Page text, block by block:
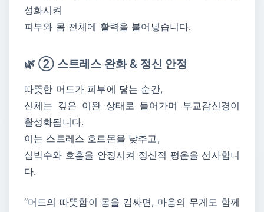
성화시켜
피부와 몸 전체에 활력을 불어넣습니다.
🌿 ② 스트레스 완화 & 정신 안정
따뜻한 머드가 피부에 닿는 순간,
신체는 깊은 이완 상태로 들어가며 부교감신경이
활성화됩니다.
이는 스트레스 호르몬을 낮추고,
심박수와 호흡을 안정시켜 정신적 평온을 선사합니
다.
“머드의 따뜻함이 몸을 감싸면, 마음의 무게도 함께